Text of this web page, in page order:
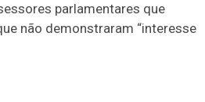
parlamentares que
não demonstraram “interesse